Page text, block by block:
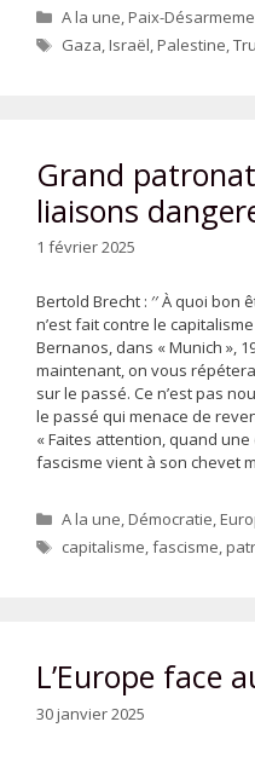
Catégories
A la une,Paix-
Étiquettes
Gaza,Israël,Palestine,
Grand
liaisons
1 février 2025
Bertold Brecht : ′′ À quoi
n’est fait contre le
Bernanos, dans « Munich »,
maintenant, on vous
sur le passé. Ce n’est pas
le passé qui menace de
« Faites attention, quand
fascisme vient à son chevet
Catégories
A la une,Démocratie,
Étiquettes
capitalisme,fascisme,
L’Europe face
30 janvier 2025